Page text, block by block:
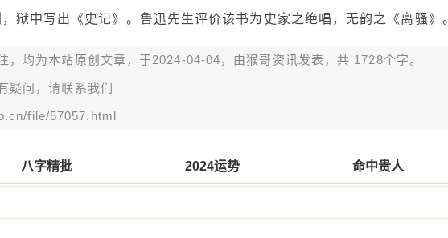
狱中写出《史记》。鲁迅先生评价该书为史家之绝唱，无韵之《离骚》
，均为本站原创文章，于2024-04-04，由猴哥资讯 发表，共 1728个字。
疑问，请联系我们
file/57057.html
八字精批 2024运势 命中贵人